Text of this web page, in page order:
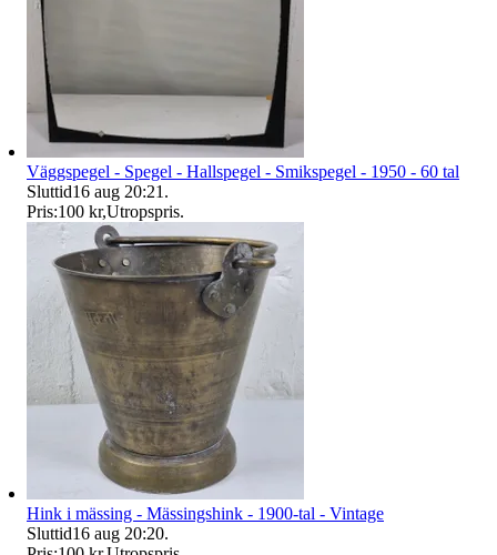
Väggspegel - Spegel - Hallspegel - Smikspegel - 1950 - 60 tal
Sluttid16 aug 20:21 .
Pris:100 kr,Utropspris.
Hink i mässing - Mässingshink - 1900-tal - Vintage
Sluttid16 aug 20:20.